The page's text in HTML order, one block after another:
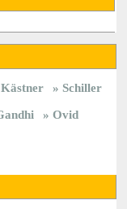
Kästner
Schiller
Ovid